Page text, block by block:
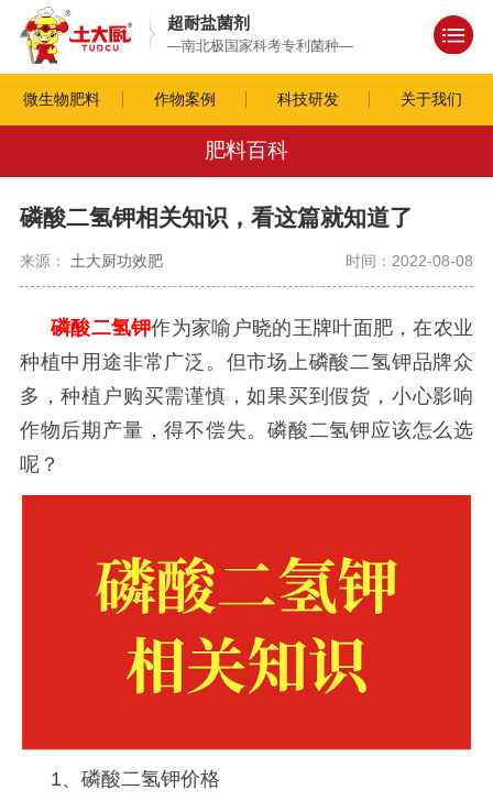
超耐盐菌剂
—南北极国家科考专利菌种—
微生物肥料 作物案例 科技研发 关于我们
肥料百科
磷酸二氢钾相关知识，看这篇就知道了
来源： 土大厨功效肥 时间：2022-08-08
磷酸二氢钾作为家喻户晓的王牌叶面肥，在农业
种植中用途非常广泛。但市场上磷酸二氢钾品牌众
多，种植户购买需谨慎，如果买到假货，小心影响
作物后期产量，得不偿失。磷酸二氢钾应该怎么选
呢？
1、磷酸二氢钾价格